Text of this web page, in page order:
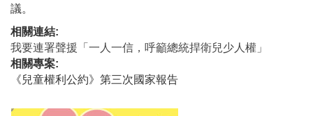
議。
相關連結:
我要連署聲援「一人一信，呼籲總統捍衛兒少人權」
相關專案:
《兒童權利公約》第三次國家報告